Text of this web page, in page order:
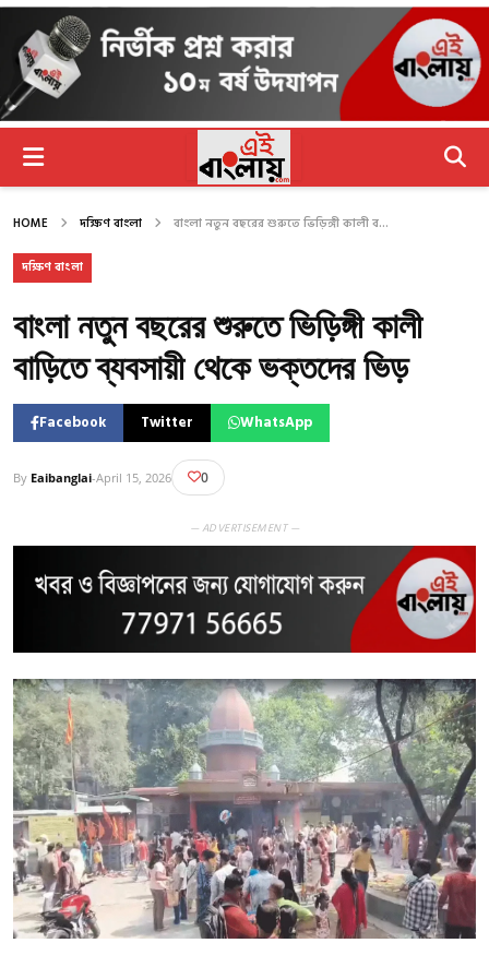
HOME দক্ষিণ বাংলা বাংলা নতুন বছরের শুরুতে ভিড়িঙ্গী কালী ব...
দক্ষিণ বাংলা
বাংলা নতুন বছরের শুরুতে ভিড়িঙ্গী কালী
বাড়িতে ব্যবসায়ী থেকে ভক্তদের ভিড়
Facebook Twitter WhatsApp
By Eaibanglai-April 15, 2026 0
— ADVERTISEMENT —